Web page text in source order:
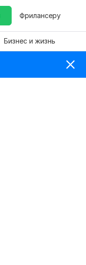
Фрилансеру
Бизнес и жизнь